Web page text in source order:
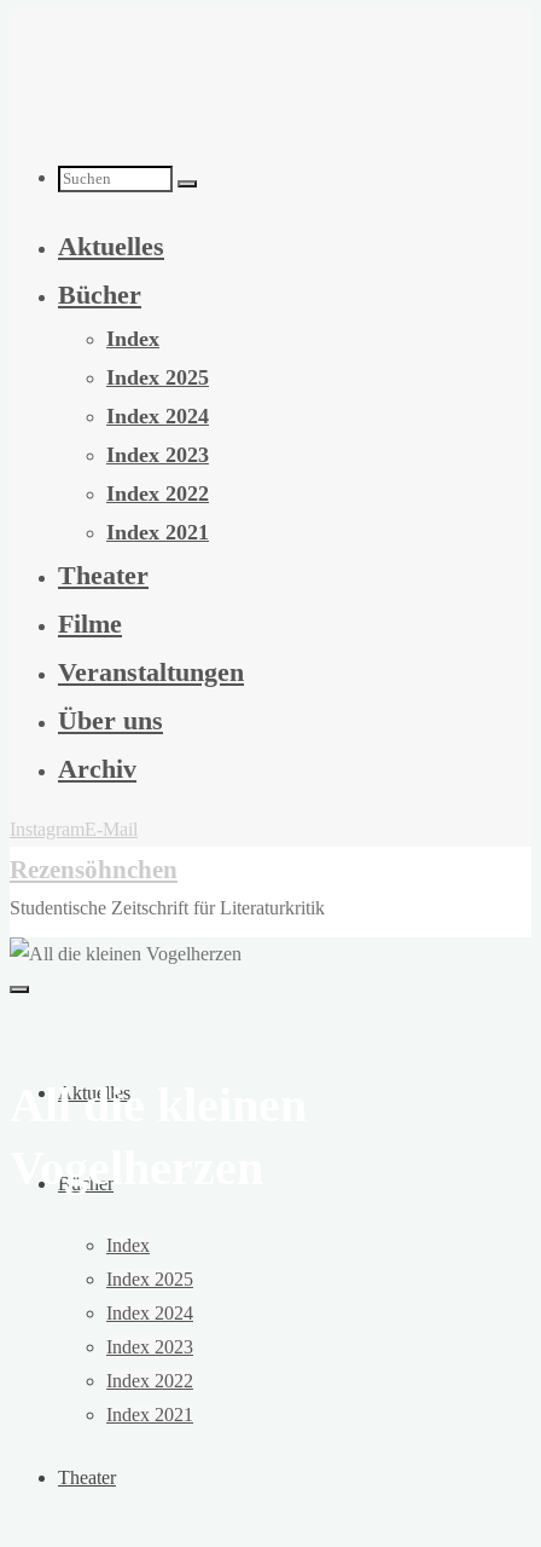
Suchen
nach:
Aktuelles
Bücher
Index
Index 2025
Index 2024
Index 2023
Index 2022
Index 2021
Theater
Filme
Veranstaltungen
Über uns
Archiv
InstagramE-Mail
Rezensöhnchen
Studentische Zeitschrift für Literaturkritik
Aktuelles
Bücher
Index
Index 2025
Index 2024
Index 2023
Index 2022
Index 2021
Theater
All die kleinen
Vogelherzen